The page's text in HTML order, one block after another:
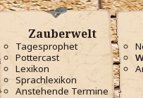
Zauberwelt
Tagesprophet
Pottercast
Lexikon
Sprachlexikon
Anstehende Termine